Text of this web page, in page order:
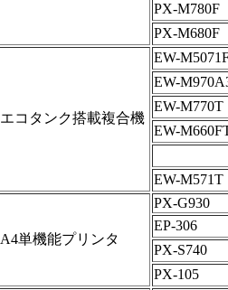
PX-M780F
PX-M680F
エコタンク搭載複合機
EW-
EW-
EW-M770T
EW-
EW-M571T
A4単機能プリンタ
PX-G930
EP-306
PX-S740
PX-105